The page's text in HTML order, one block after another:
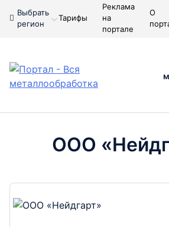
Выбрать
регион
Тарифы
Реклама
на
портале
О
ООО